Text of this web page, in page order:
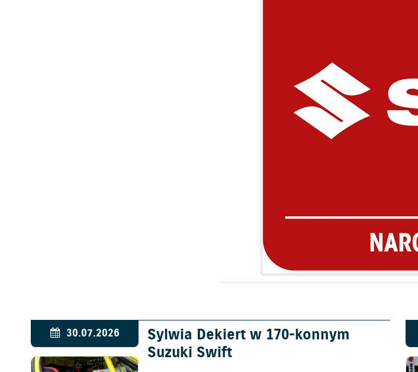
30.07.2026
Sylwia Dekiert w 170-konnym
Suzuki Swift